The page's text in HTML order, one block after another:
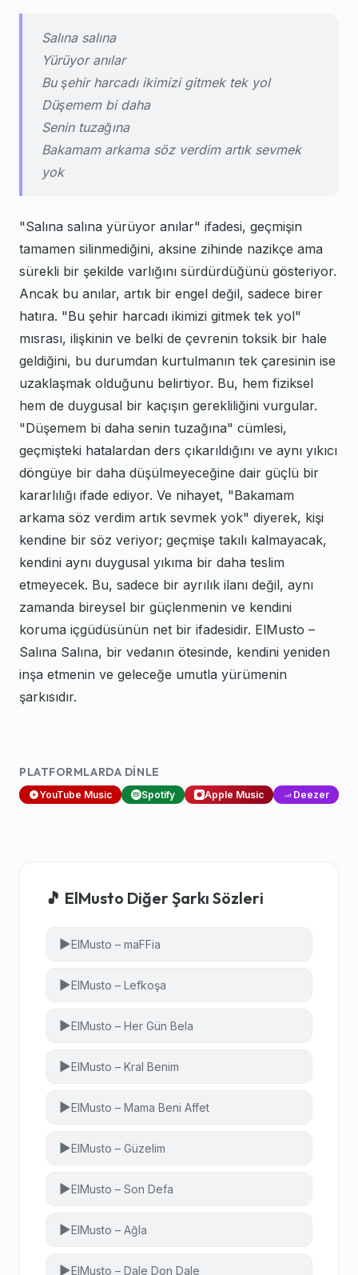
Salına salına
Yürüyor anılar
Bu şehir harcadı ikimizi gitmek tek yol
Düşemem bi daha
Senin tuzağına
Bakamam arkama söz verdim artık sevmek
yok
"Salına salına yürüyor anılar" ifadesi, geçmişin
tamamen silinmediğini, aksine zihinde nazikçe ama
sürekli bir şekilde varlığını sürdürdüğünü gösteriyor.
Ancak bu anılar, artık bir engel değil, sadece birer
hatıra. "Bu şehir harcadı ikimizi gitmek tek yol"
mısrası, ilişkinin ve belki de çevrenin toksik bir hale
geldiğini, bu durumdan kurtulmanın tek çaresinin ise
uzaklaşmak olduğunu belirtiyor. Bu, hem fiziksel
hem de duygusal bir kaçışın gerekliliğini vurgular.
"Düşemem bi daha senin tuzağına" cümlesi,
geçmişteki hatalardan ders çıkarıldığını ve aynı yıkıcı
döngüye bir daha düşülmeyeceğine dair güçlü bir
kararlılığı ifade ediyor. Ve nihayet, "Bakamam
arkama söz verdim artık sevmek yok" diyerek, kişi
kendine bir söz veriyor; geçmişe takılı kalmayacak,
kendini aynı duygusal yıkıma bir daha teslim
etmeyecek. Bu, sadece bir ayrılık ilanı değil, aynı
zamanda bireysel bir güçlenmenin ve kendini
koruma içgüdüsünün net bir ifadesidir. ElMusto –
Salına Salına, bir vedanın ötesinde, kendini yeniden
inşa etmenin ve geleceğe umutla yürümenin
şarkısıdır.
PLATFORMLARDA DINLE
YouTube Music Spotify Apple Music Deezer
🎵 ElMusto Diğer Şarkı Sözleri
▶ElMusto – maFFia
▶ElMusto – Lefkoşa
▶ElMusto – Her Gün Bela
▶ElMusto – Kral Benim
▶ElMusto – Mama Beni Affet
▶ElMusto – Güzelim
▶ElMusto – Son Defa
▶ElMusto – Ağla
▶ElMusto – Dale Don Dale